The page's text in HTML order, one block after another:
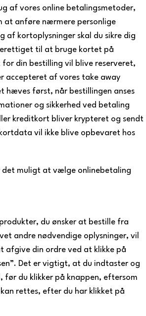
af vores online betalingsmetoder,
at anføre nærmere personlige
af kortoplysninger skal du sikre dig
til at bruge kortet på
din bestilling vil blive reserveret,
accepteret af vores take away
hæves først, når bestillingen anses
og sikkerhed ved betaling
kreditkort bliver krypteret og sendt
vil ikke blive opbevaret hos
det muligt at vælge onlinebetaling
du ønsker at bestille fra
andre nødvendige oplysninger, vil
afgive din ordre ved at klikke på
Det er vigtigt, at du indtaster og
før du klikker på knappen, eftersom
rettes, efter du har klikket på